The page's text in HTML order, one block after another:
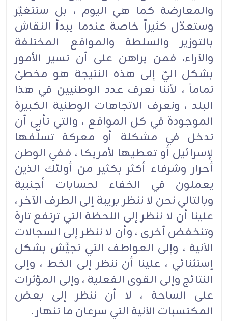
والمعارضة كما هي اليوم ، بل ستتغيّر
وستعدّل كثيراً خاصة عندما يبدأ النقاش
بالتوزير والسلطة والمواقع المختلفة
والآراء، فمن يراهن على أن تسير الأمور
بشكل آليّ إلى هذه النتيجة هو مخطئ
تماماً ، لأننا نعرف عدد الوطنيين في هذا
البلد ، ونعرف الاتجاهات الوطنية الكبيرة
الموجودة في كل المواقع ، والتي تأبى أن
تدخل في مشكلة أو معركة تسلِّفها
لإسرائيل أو تعطيها لأمريكا ، ففي الوطن
أحرار وشرفاء أكثر بكثير من أولئك الذين
يعملون في الخفاء لحسابات أجنبية
وبالتالي نحن لا ننظر بريبة إلى الطرف الآخر ،
علينا أن لا ننظر إلى اللحظة التي ترتفع تارة
وتنخفض أخرى ، وأن لا ننظر إلى السجالات
الآنية ، وإلى العواطف التي تجيَّش بشكل
إستثنائي ، علينا أن ننظر إلى الخط ، وإلى
النتائج وإلى القوى الفعلية ، وإلى المؤثرات
على الساحة ، لا أن ننظر إلى بعض
المكتسبات الآنية التي سرعان ما تنهار .‏